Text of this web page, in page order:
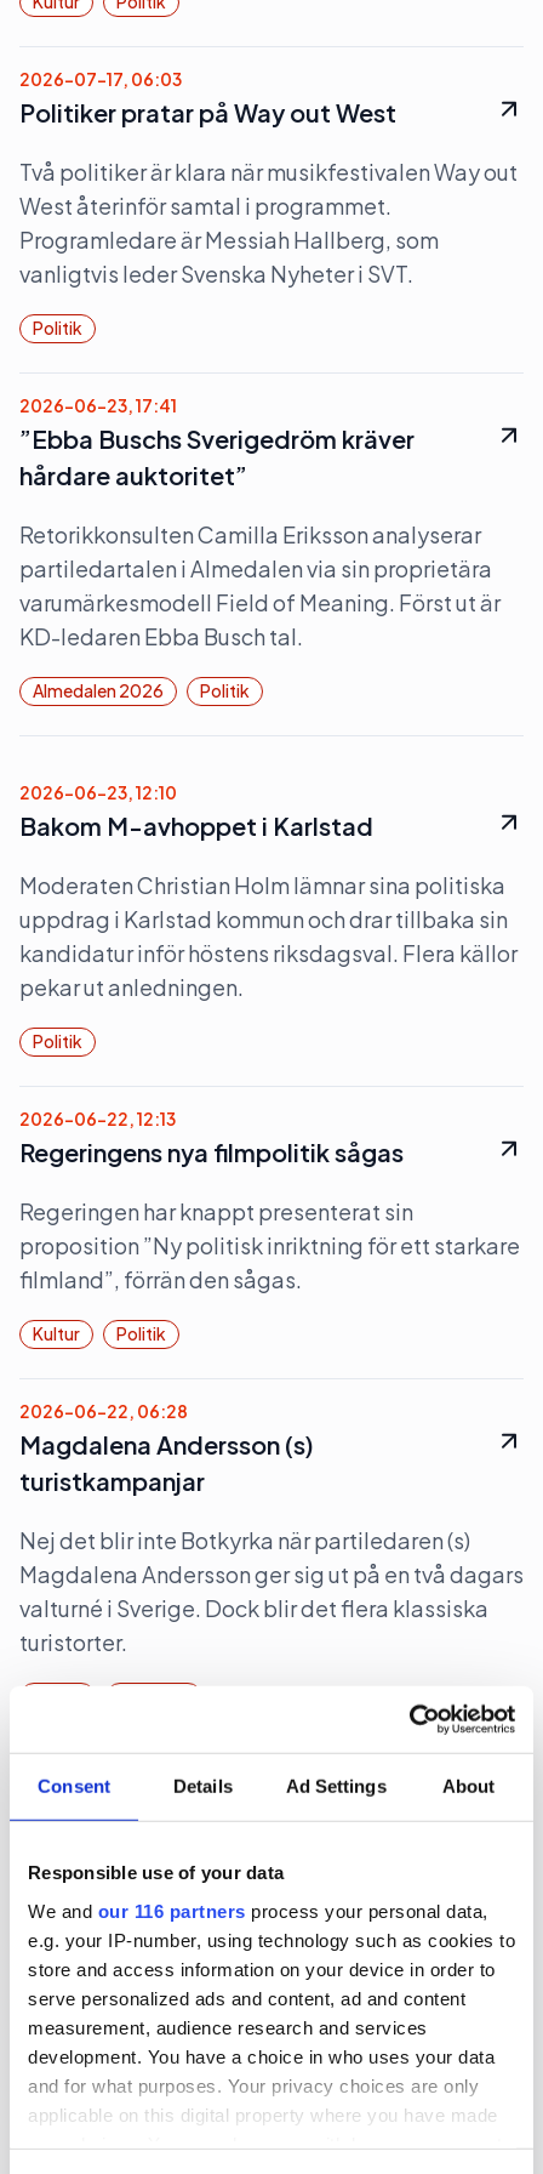
Consent Details Ad Settings About
Responsible use of your data
We and our 116 partners process your personal data,
e.g. your IP-number, using technology such as cookies to
store and access information on your device in order to
serve personalized ads and content, ad and content
measurement, audience research and services
development. You have a choice in who uses your data
and for what purposes. Your privacy choices are only
applicable on this digital property where you have made
2026-07-17, 06:03
Politiker pratar på Way out West
Två politiker är klara när musikfestivalen Way out
West återinför samtal i programmet.
Programledare är Messiah Hallberg, som
vanligtvis leder Svenska Nyheter i SVT.
Politik
2026-06-23, 17:41
”Ebba Buschs Sverigedröm kräver
hårdare auktoritet”
Retorikkonsulten Camilla Eriksson analyserar
partiledartalen i Almedalen via sin proprietära
varumärkesmodell Field of Meaning. Först ut är
KD-ledaren Ebba Busch tal.
Almedalen 2026 Politik
2026-06-23, 12:10
Bakom M-avhoppet i Karlstad
Moderaten Christian Holm lämnar sina politiska
uppdrag i Karlstad kommun och drar tillbaka sin
kandidatur inför höstens riksdagsval. Flera källor
pekar ut anledningen.
Politik
2026-06-22, 12:13
Regeringens nya filmpolitik sågas
Regeringen har knappt presenterat sin
proposition ”Ny politisk inriktning för ett starkare
filmland”, förrän den sågas.
Kultur Politik
2026-06-22, 06:28
Magdalena Andersson (s)
turistkampanjar
Nej det blir inte Botkyrka när partiledaren (s)
Magdalena Andersson ger sig ut på en två dagars
valturné i Sverige. Dock blir det flera klassiska
turistorter.
2026-06-16, 07:48
Gruvbolag och branschorganisation
Gruvindustrins branschorganisation pratar om
”ett steg framåt och två bakåt” när det gäller
riksdagens beslut att likställa
tillståndsprövningen av brytning av uran med
andra metaller. Gruvföretaget District Metals
lovar att fortsätta att lobba för att uranbrytning
ska ske i Sverige.